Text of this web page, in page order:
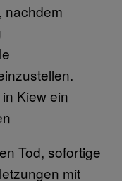
nachdem
Kiew ein
Tod, sofortige
mit